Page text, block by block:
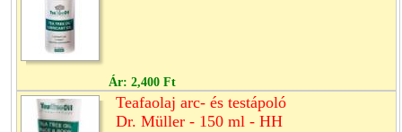
Ár: 2,400 Ft
Teafaolaj arc- és testápoló
Dr. Müller - 150 ml - HH